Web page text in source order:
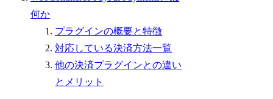
何か
プラグインの概要と特徴
対応している決済方法一覧
他の決済プラグインとの違い
とメリット